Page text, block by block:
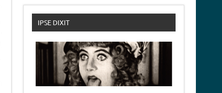
IPSE DIXIT